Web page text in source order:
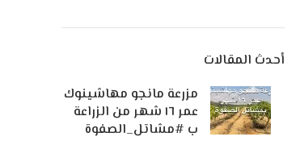
أحدث المقالات
مزرعة مانجو مهاشينوك
عمر ١٦ شهر من الزراعة
ب #مشاتل_الصفوة